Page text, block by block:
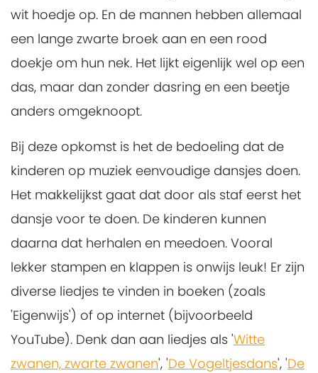
wit hoedje op. En de mannen hebben allemaal
een lange zwarte broek aan en een rood
doekje om hun nek. Het lijkt eigenlijk wel op een
das, maar dan zonder dasring en een beetje
anders omgeknoopt.
Bij deze opkomst is het de bedoeling dat de
kinderen op muziek eenvoudige dansjes doen.
Het makkelijkst gaat dat door als staf eerst het
dansje voor te doen. De kinderen kunnen
daarna dat herhalen en meedoen. Vooral
lekker stampen en klappen is onwijs leuk! Er zijn
diverse liedjes te vinden in boeken (zoals
'Eigenwijs') of op internet (bijvoorbeeld
YouTube). Denk dan aan liedjes als 'Witte
zwanen, zwarte zwanen', 'De Vogeltjesdans', 'De